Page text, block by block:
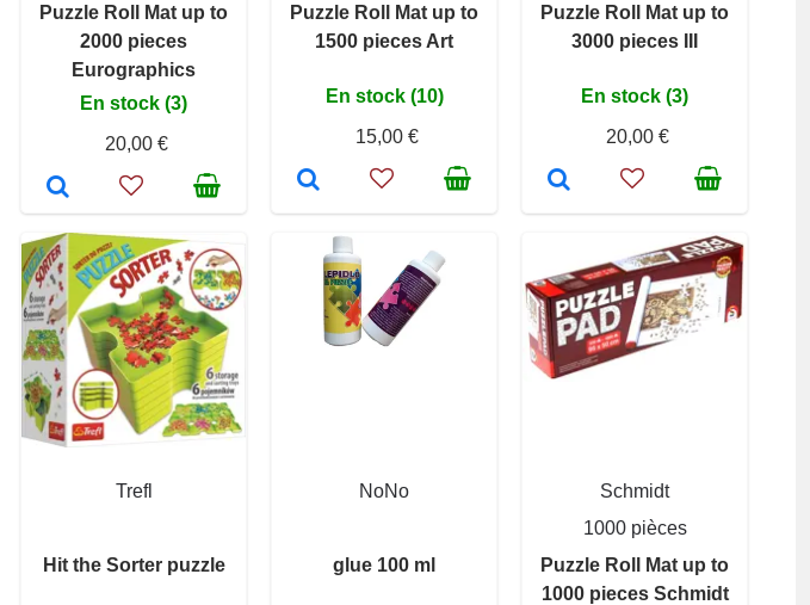
Puzzle Roll Mat up to
2000 pieces
Eurographics
En stock (3)
20,00 €
Puzzle Roll Mat up to
1500 pieces Art
En stock (10)
15,00 €
Puzzle Roll Mat up to
3000 pieces III
En stock (3)
20,00 €
Trefl
Hit the Sorter puzzle
NoNo
glue 100 ml
Schmidt
1000 pièces
Puzzle Roll Mat up to
1000 pieces Schmidt